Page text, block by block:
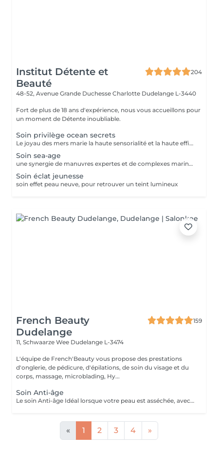
Institut Détente et
Beauté
204
48-52, Avenue Grande Duchesse Charlotte Dudelange L-3440
Fort de plus de 18 ans d'expérience, nous vous accueillons pour
un moment de Détente inoubliable.
Soin privilège ocean secrets
Le joyau des mers marie la haute sensorialité et la haute efficacité pour ce soin anti-âge d'exception
Soin sea-age
une synergie de manuvres expertes et de complexes marins revitalisants, ce soin lisse les rides, raffermit la peau et redonne éclat et vitalité au teint.
Soin éclat jeunesse
soin effet peau neuve, pour retrouver un teint lumineux
French Beauty
Dudelange
159
11, Schwaarze Wee Dudelange L-3474
L'équipe de French'Beauty vous propose des prestations
d'onglerie, de pédicure, d'épilations, de soin du visage et du
corps, massage, microblading, Hy...
Soin Anti-âge
Le soin Anti-âge Idéal lorsque votre peau est asséchée, avec rides et ridules, relâchement et perte de fermeté. Votre peau sera revitalisée, énergisée. Ce soin sert à ralentir et prévenir la dégradation cellulaire. Le soin contour des yeux est inclus.
« 1 2 3 4 »